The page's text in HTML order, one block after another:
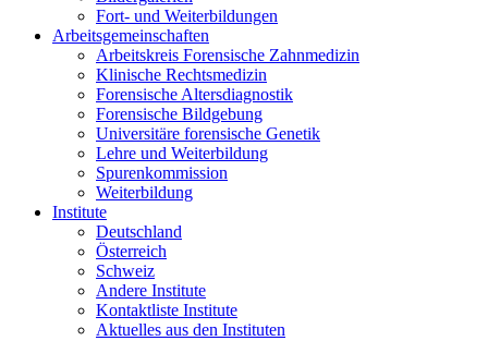
Fort- und Weiterbildungen
Arbeitsgemeinschaften
Arbeitskreis Forensische Zahnmedizin
Klinische Rechtsmedizin
Forensische Altersdiagnostik
Forensische Bildgebung
Universitäre forensische Genetik
Lehre und Weiterbildung
Spurenkommission
Weiterbildung
Institute
Deutschland
Österreich
Schweiz
Andere Institute
Kontaktliste Institute
Aktuelles aus den Instituten